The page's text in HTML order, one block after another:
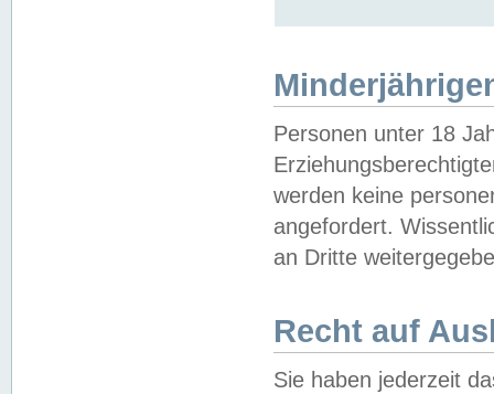
Personen unter 18
werden keine
angefordert.
an Dritte
Recht auf
Sie haben jederzeit